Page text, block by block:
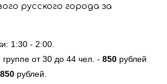
русского города за
1:30 - 2:00.
от 30 до 44 чел. - 850 рублей
850 рублей.